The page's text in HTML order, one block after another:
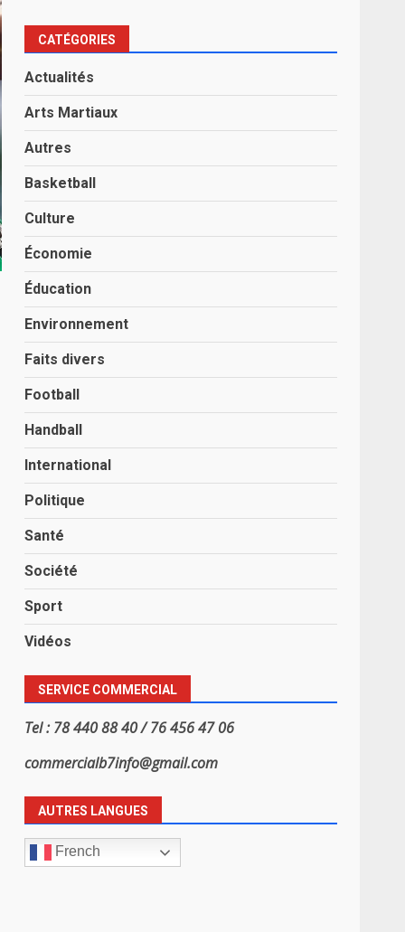
CATÉGORIES
Actualités
Arts Martiaux
Autres
Basketball
Culture
Économie
Éducation
Environnement
Faits divers
Football
Handball
International
Politique
Santé
Société
Sport
Vidéos
SERVICE COMMERCIAL
Tel : 78 440 88 40 / 76 456 47 06
commercialb7info@gmail.com
AUTRES LANGUES
French